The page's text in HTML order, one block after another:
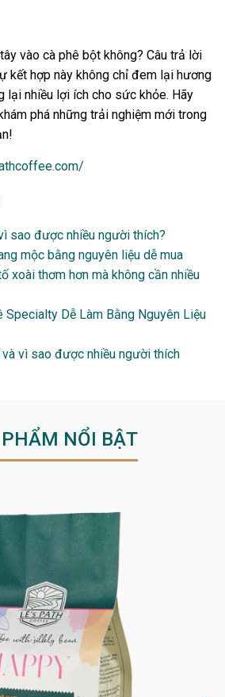
vào cà phê bột không? Câu trả lời
kết hợp này không chỉ đem lại hương
lại nhiều lợi ích cho sức khỏe. Hãy
phá những trải nghiệm mới trong
sao được nhiều người thích?
mộc bằng nguyên liệu dễ mua
xoài thơm hơn mà không cần nhiều
Specialty Dễ Làm Bằng Nguyên Liệu
vì sao được nhiều người thích
NỔI BẬT